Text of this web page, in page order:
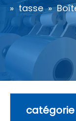
» tasse »